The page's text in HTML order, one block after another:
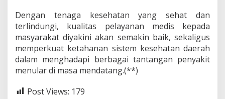
Dengan tenaga kesehatan yang sehat dan
terlindungi, kualitas pelayanan medis kepada
masyarakat diyakini akan semakin baik, sekaligus
memperkuat ketahanan sistem kesehatan daerah
dalam menghadapi berbagai tantangan penyakit
menular di masa mendatang.(**)
Post Views: 179